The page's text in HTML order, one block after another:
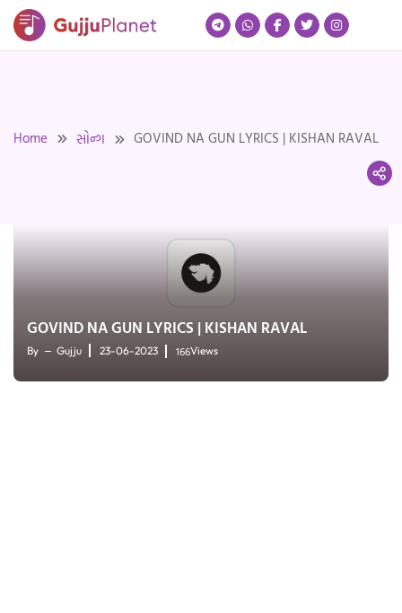
Skip
Home સોન્ગ GOVIND NA GUN LYRICS | KISHAN RAVAL
GOVIND NA GUN LYRICS | KISHAN RAVAL
By Gujju 23-06-2023 166Views